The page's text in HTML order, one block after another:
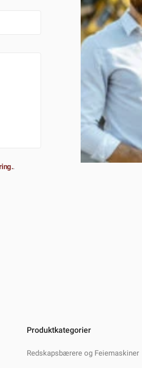
.
Produktkategorier
Redskapsbærere og Feiemaskiner